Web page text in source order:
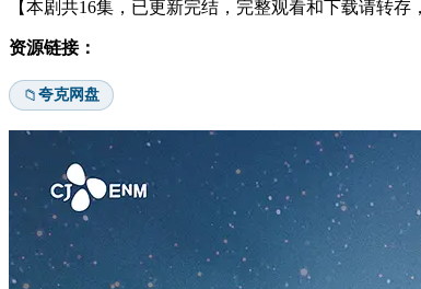
【本剧共16集，已更新完结，完整观看和下载请转
资源链接：
📁夸克网盘